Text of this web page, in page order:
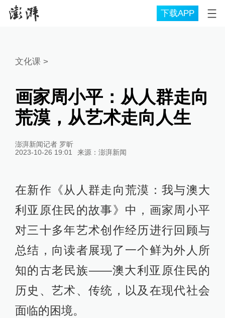
下载APP
文化课>
画家周小平：从人群走向
荒漠，从艺术走向人生
澎湃新闻记者 罗昕
2023-10-26 19:01
来源： 澎湃新闻
在新作《从人群走向荒漠：我与澳大
利亚原住民的故事》中，画家周小平
对三十多年艺术创作经历进行回顾与
总结，向读者展现了一个鲜为外人所
知的古老民族——澳大利亚原住民的
历史、艺术、传统，以及在现代社会
面临的困境。